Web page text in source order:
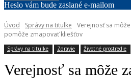
Heslo vám bude zaslané e-mailom
Úvod Správy na titulke
Verejnosť sa
pomôže zmapovať kliešťov
Správy na titulke Zdravie Životné prostredie
Verejnosť sa môže